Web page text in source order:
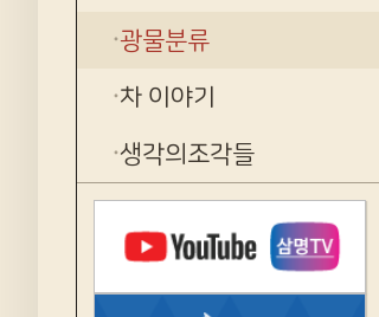
광물분류
차 이야기
생각의조각들